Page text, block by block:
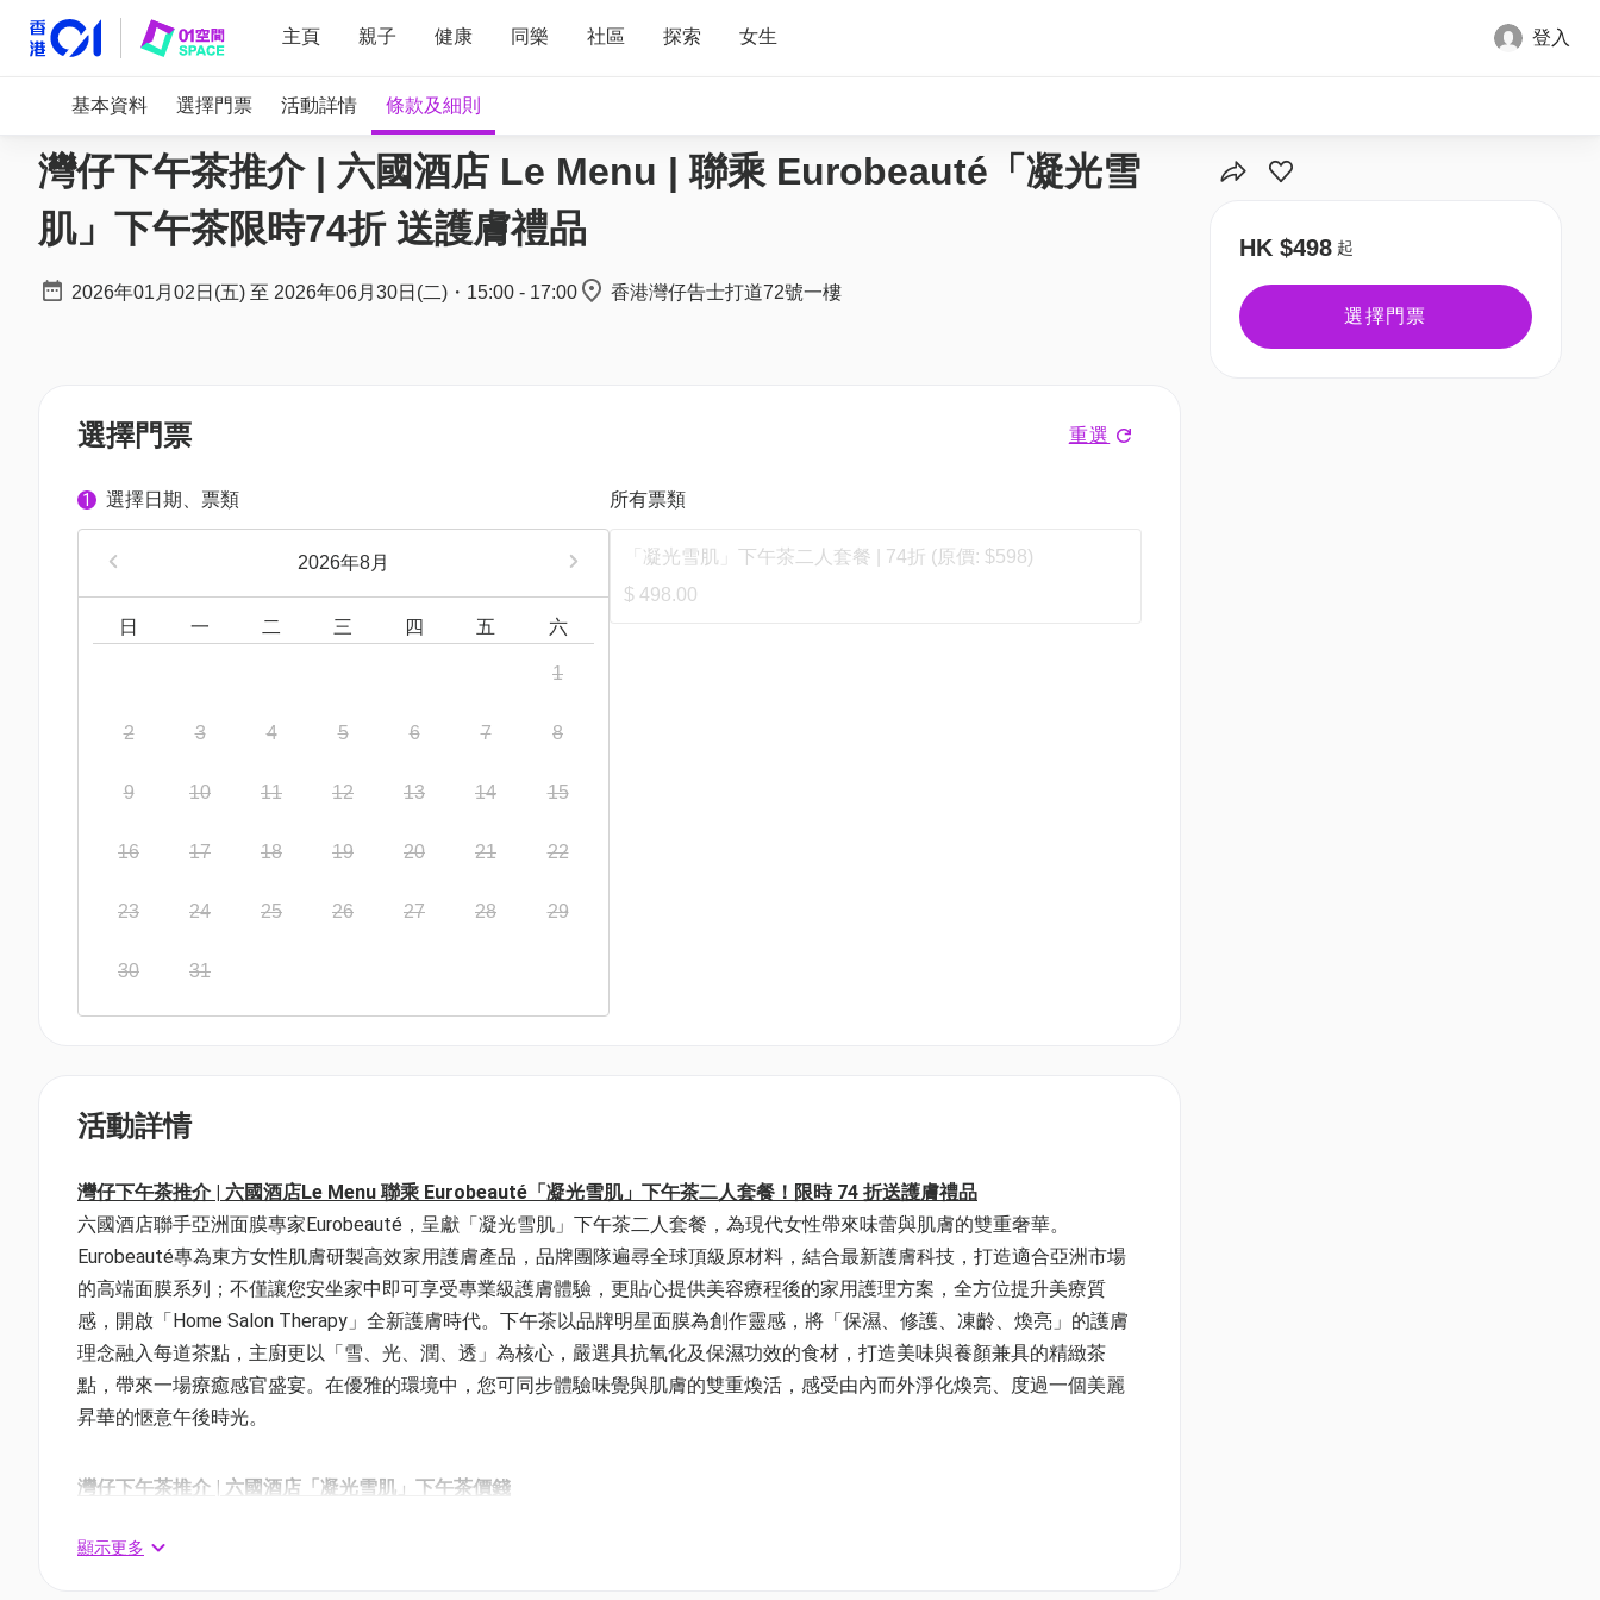
登入
主頁 親子 健康 同樂 社區 探索 女生
基本資料 選擇門票 活動詳情 條款及細則
灣仔下午茶推介 | 六國酒店 Le Menu | 聯乘 Eurobeauté「凝光雪
肌」下午茶限時74折 送護膚禮品
2026年01月02日(五) 至 2026年06月30日(二) ・ 15:00 - 17:00 香港灣仔告士打道72號一樓
選擇門票 重選
1 選擇日期、票類
2026年8月
日 一 二 三 四 五 六
1
2 3 4 5 6 7 8
9 10 11 12 13 14 15
16 17 18 19 20 21 22
23 24 25 26 27 28 29
30 31
所有票類
「凝光雪肌」下午茶二人套餐 | 74折 (原價: $598)
$ 498.00
活動詳情
灣仔下午茶推介 | 六國酒店Le Menu 聯乘 Eurobeauté「凝光雪肌」下午茶二人套餐！限時 74 折送護膚禮品
六國酒店聯手亞洲面膜專家Eurobeauté，呈獻「凝光雪肌」下午茶二人套餐，為現代女性帶來味蕾與肌膚的雙重奢華。
Eurobeauté專為東方女性肌膚研製高效家用護膚產品，品牌團隊遍尋全球頂級原材料，結合最新護膚科技，打造適合亞洲市場
的高端面膜系列；不僅讓您安坐家中即可享受專業級護膚體驗，更貼心提供美容療程後的家用護理方案，全方位提升美療質
感，開啟「Home Salon Therapy」全新護膚時代。下午茶以品牌明星面膜為創作靈感，將「保濕、修護、凍齡、煥亮」的護膚
理念融入每道茶點，主廚更以「雪、光、潤、透」為核心，嚴選具抗氧化及保濕功效的食材，打造美味與養顏兼具的精緻茶
點，帶來一場療癒感官盛宴。在優雅的環境中，您可同步體驗味覺與肌膚的雙重煥活，感受由內而外淨化煥亮、度過一個美麗
昇華的愜意午後時光。
灣仔下午茶推介 | 六國酒店「凝光雪肌」下午茶價錢
供應時間：星期一至日，下午3時至下午5時
顯示更多
HK $498 起
選擇門票